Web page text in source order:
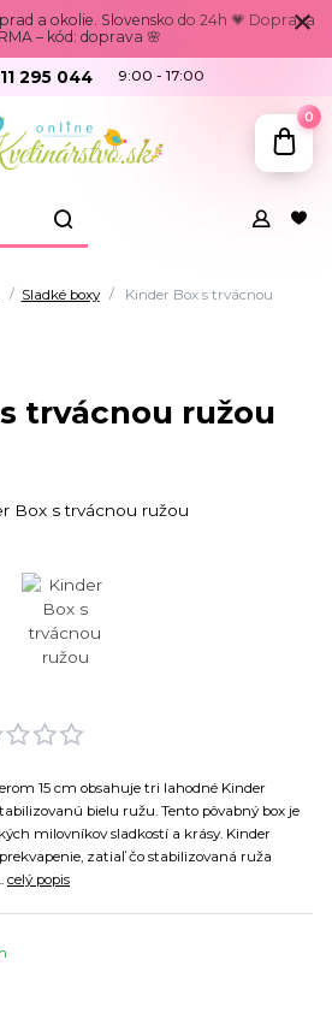
a okolie. Slovensko do 24h 💗 Doprava
– kód: doprava 🌸
295 044 9:00 - 17:00
0
Sladké boxy
Kinder Box s trvácnou
trvácnou ružou
15 cm obsahuje tri lahodné Kinder
bielu ružu. Tento pôvabný box je
milovníkov sladkostí a krásy. Kinder
zatiaľ čo stabilizovaná ruža
celý popis